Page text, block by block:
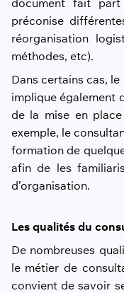
préconise
réorganisation
méthodes, etc).
Dans certains cas,
implique également
de la mise en
exemple, le
formation de
afin de les
d’organisation.
Les qualités du
De nombreuses
le métier de
convient de savoir